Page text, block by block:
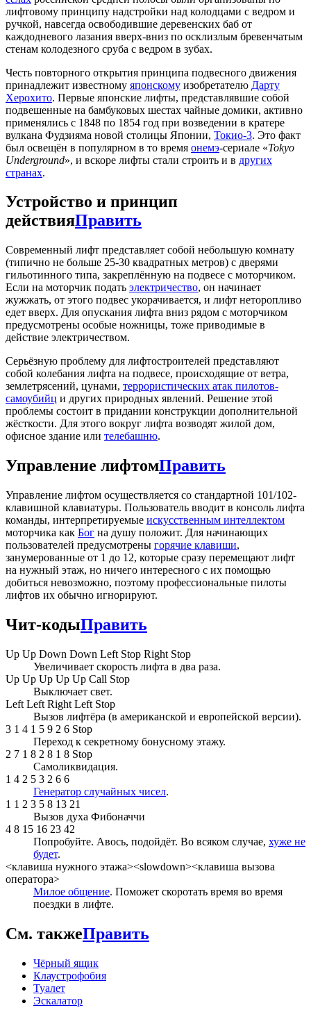
лифтовому принципу надстройки над колодцами с ведром и
ручкой, навсегда освободившие деревенских баб от
каждодневого лазания вверх-вниз по осклизлым бревенчатым
стенам колодезного сруба с ведром в зубах.
Честь повторного открытия принципа подвесного движения
принадлежит известному японскому изобретателю Дарту
Херохито. Первые японские лифты, представлявшие собой
подвешенные на бамбуковых шестах чайные домики, активно
применялись с 1848 по 1854 год при возведении в кратере
вулкана Фудзияма новой столицы Японии, Токио-3. Это факт
был освещён в популярном в то время онемэ-сериале «Tokyo
Underground», и вскоре лифты стали строить и в других
странах.
Устройство и принцип
действияПравить
Современный лифт представляет собой небольшую комнату
(типично не больше 25-30 квадратных метров) с дверями
гильотинного типа, закреплённую на подвесе с моторчиком.
Если на моторчик подать электричество, он начинает
жужжать, от этого подвес укорачивается, и лифт неторопливо
едет вверх. Для опускания лифта вниз рядом с моторчиком
предусмотрены особые ножницы, тоже приводимые в
действие электричеством.
Серьёзную проблему для лифтостроителей представляют
собой колебания лифта на подвесе, происходящие от ветра,
землетрясений, цунами, террористических атак пилотов-
самоубийц и других природных явлений. Решение этой
проблемы состоит в придании конструкции дополнительной
жёсткости. Для этого вокруг лифта возводят жилой дом,
офисное здание или телебашню.
Управление лифтомПравить
Управление лифтом осуществляется со стандартной 101/102-
клавишной клавиатуры. Пользователь вводит в консоль лифта
команды, интерпретируемые искусственным интеллектом
моторчика как Бог на душу положит. Для начинающих
пользователей предусмотрены горячие клавиши,
занумерованные от 1 до 12, которые сразу перемещают лифт
на нужный этаж, но ничего интересного с их помощью
добиться невозможно, поэтому профессиональные пилоты
лифтов их обычно игнорируют.
Чит-кодыПравить
Up Up Down Down Left Stop Right Stop
Увеличивает скорость лифта в два раза.
Up Up Up Up Up Call Stop
Выключает свет.
Left Left Right Left Stop
Вызов лифтёра (в американской и европейской версии).
3 1 4 1 5 9 2 6 Stop
Переход к секретному бонусному этажу.
2 7 1 8 2 8 1 8 Stop
Самоликвидация.
1 4 2 5 3 2 6 6
Генератор случайных чисел.
1 1 2 3 5 8 13 21
Вызов духа Фибоначчи
4 8 15 16 23 42
Попробуйте. Авось, подойдёт. Во всяком случае, хуже не
будет.
<клавиша нужного этажа><slowdown><клавиша вызова
оператора>
Милое общение. Поможет скоротать время во время
поездки в лифте.
См. такжеПравить
Чёрный ящик
Клаустрофобия
Туалет
Эскалатор